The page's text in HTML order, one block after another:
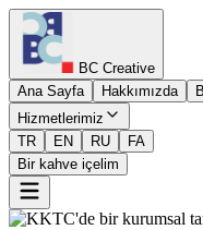
BC Creative
Ana Sayfa
Hakkımızda
Hizmetlerimiz
TR
EN RU
FA
Bir kahve içelim